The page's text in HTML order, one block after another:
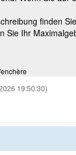
finden
Sie Ihr
19:50:30)